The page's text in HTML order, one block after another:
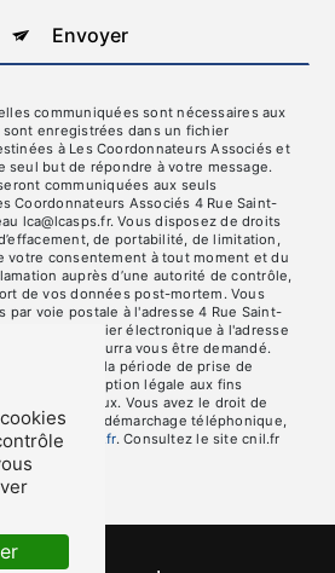
Envoyer
communiquées sont nécessaires aux
enregistrées dans un fichier
à Les Coordonnateurs Associés et
seul but de répondre à votre message.
communiquées aux seuls
Coordonnateurs Associés 4 Rue Saint-
lca@lcasps.fr. Vous disposez de droits
de portabilité, de limitation,
votre consentement à tout moment et du
auprès d’une autorité de contrôle,
de vos données post-mortem. Vous
par voie postale à l'adresse 4 Rue Saint-
ou par courrier électronique à l'adresse
d'identité pourra vous être demandé.
pendant la période de prise de
de prescription légale aux fins
des contentieux. Vous avez le droit de
au démarchage téléphonique,
Bloctel.gouv.fr. Consultez le site cnil.fr
vos droits.